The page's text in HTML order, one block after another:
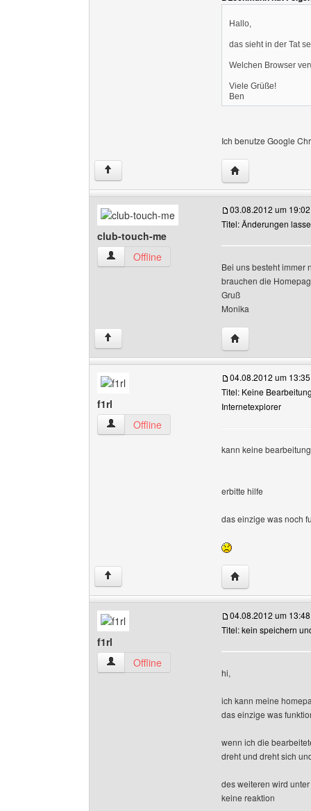
Hallo,
das sieht in der Tat
Welchen Browser
Viele Grüße!
Ben
Ich benutze Google
↑ Website dieses
club-touch-me
club-touch-me Benutzer-Profile anzeigen
Offline
03.08.2012 um 19:02
Titel: Änderungen
Bei uns besteht immer
brauchen die
Gruß
Monika
↑ Website dieses
f1rl
f1rl Benutzer-Profile anzeigen
Offline
04.08.2012 um 13:35
Titel: Keine
Internetexplorer
kann keine
erbitte hilfe
das einzige was noch
↑ Website dieses
f1rl
f1rl Benutzer-Profile anzeigen
Offline
04.08.2012 um 13:48
Titel: kein speichern
hi,
ich kann meine
das einzige was
wenn ich die
dreht und dreht sich
des weiteren wird
keine reaktion